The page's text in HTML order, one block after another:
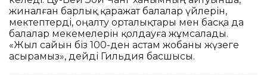
жиналған барлық қаражат балалар үйлерін,
мектептерді, оңалту орталықтары мен басқа да
балалар мекемелерін қолдауға жұмсалады.
«Жыл сайын біз 100-ден астам жобаны жүзеге
асырамыз», дейді Гильдия басшысы.